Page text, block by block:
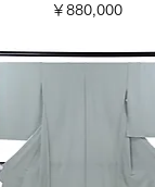
価格
￥880,000